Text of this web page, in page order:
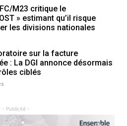
M23 critique le
» estimant qu’il risque
les divisions nationales
sur la facture
: La DGI annonce désormais
ciblés
- Publicité -